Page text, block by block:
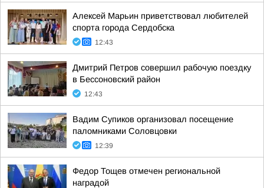
Алексей Марьин приветствовал любителей
спорта города Сердобска
12:43
Дмитрий Петров совершил рабочую поездку
в Бессоновский район
12:43
Вадим Супиков организовал посещение
паломниками Соловцовки
12:39
Федор Тощев отмечен региональной
наградой